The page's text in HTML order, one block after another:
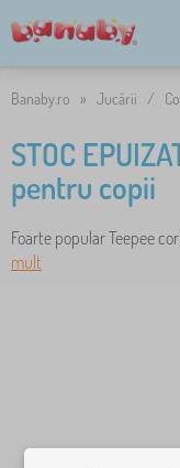
Banaby.ro » Jucării /
STOC
pentru copii
Foarte popular Teepee
mult